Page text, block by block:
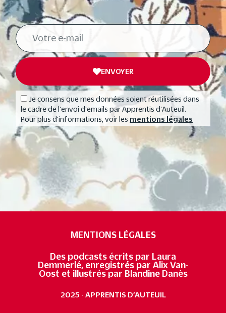
Je consens que mes données soient réutilisées dans
le cadre de l'envoi d'emails par Apprentis d'Auteuil.
Pour plus d'informations, voir les mentions légales
ENVOYER
MENTIONS LÉGALES
Des podcasts écrits par Laura
Demmerlé, enregistrés par Alix Van-
Oost et illustrés par Blandine Danès
2025 - APPRENTIS D’AUTEUIL